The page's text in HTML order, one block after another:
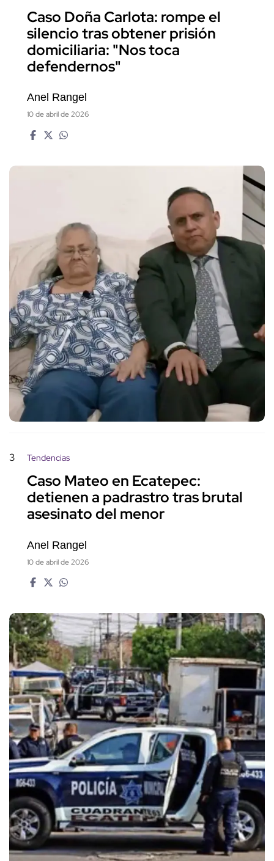
Caso Doña Carlota: rompe el
silencio tras obtener prisión
domiciliaria: "Nos toca
defendernos"
Anel Rangel
10 de abril de 2026
3 Tendencias
Caso Mateo en Ecatepec:
detienen a padrastro tras brutal
asesinato del menor
Anel Rangel
10 de abril de 2026